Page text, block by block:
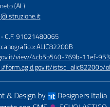
(AL)
- C.F. 91021480065
ALIC82200B
view/4cb5b540-769b-11ef-
form.agid.gov.it/
& Design by
Designers Italia